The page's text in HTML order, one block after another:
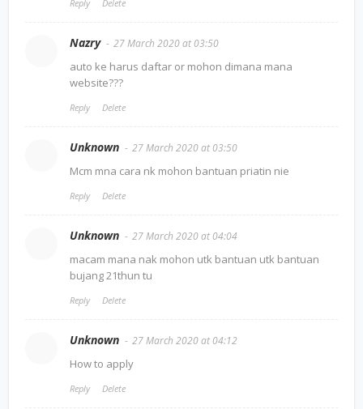
Reply Delete
Nazry 27 March 2020 at 03:50
auto ke harus daftar or mohon dimana mana
website???
Reply Delete
Unknown 27 March 2020 at 03:50
Mcm mna cara nk mohon bantuan priatin nie
Reply Delete
Unknown 27 March 2020 at 04:04
macam mana nak mohon utk bantuan utk bantuan
bujang 21thun tu
Reply Delete
Unknown 27 March 2020 at 04:12
How to apply
Reply Delete